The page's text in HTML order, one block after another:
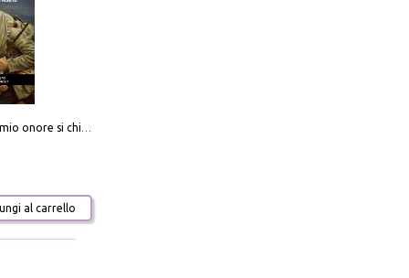
Camerata. Il mio onore si chiama fedeltà
al carrello